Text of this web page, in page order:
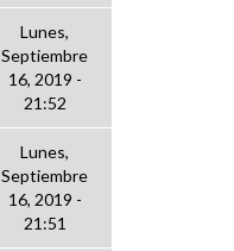
Lunes,
Septiembre
16, 2019 -
21:52
Lunes,
Septiembre
16, 2019 -
21:51